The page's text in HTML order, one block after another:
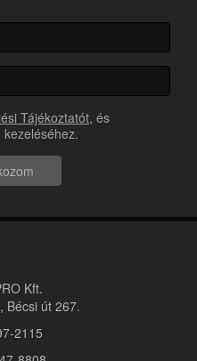
Tájékoztatót, és
Kft.
Bécsi út 267.
2115